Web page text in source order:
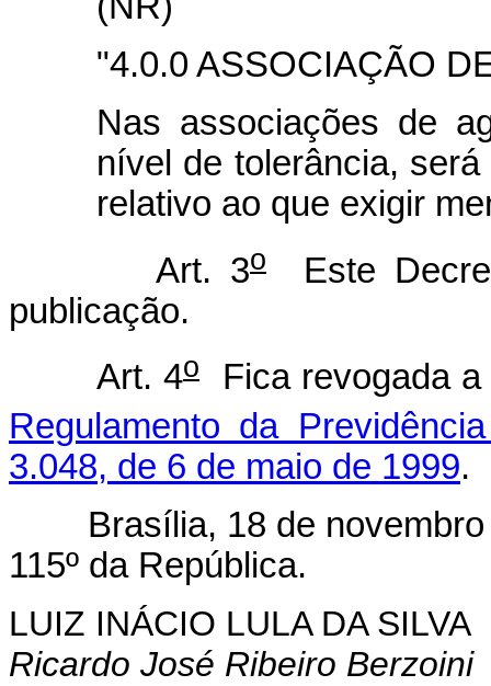
"4.0.0 ASSOCIAÇÃO
Nas associações de
nível de tolerância,
relativo ao que exigir
Art. 3o
Este
publicação.
Art. 4o
Fica revogada
Regulamento da
3.048, de 6 de maio de 1999.
Brasília, 18 de novembro
115º da República.
LUIZ INÁCIO LULA DA SILVA
Ricardo José Ribeiro Berzoini